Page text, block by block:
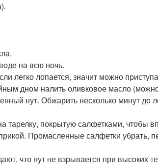
на всю ночь.
легко лопается, значит можно
дном налить оливковое масло
нут. Обжарить несколько минут до
тарелку, покрытую салфетками, чтобы
Промасленные салфетки убрать,
что нут не взрывается при высоких